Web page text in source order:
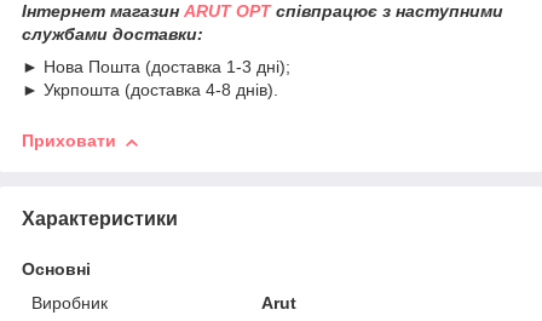
Інтернет магазин ARUT OPTспівпрацює з наступними
службами доставки:
► Нова Пошта (доставка 1-3 дні);
► Укрпошта (доставка 4-8 днів).
Приховати
Характеристики
Основні
Виробник
Arut